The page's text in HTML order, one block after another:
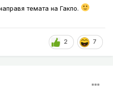
темата на Гакпо.
2 7